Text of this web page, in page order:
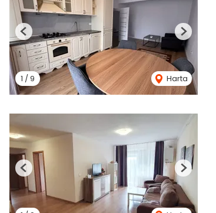
1 /9 Harta
Previous Next
Previous Next